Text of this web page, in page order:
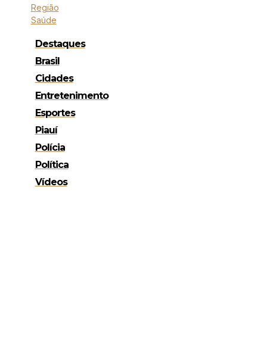
Região
Saúde
Destaques
Brasil
Cidades
Entretenimento
Esportes
Piauí
Polícia
Política
Vídeos